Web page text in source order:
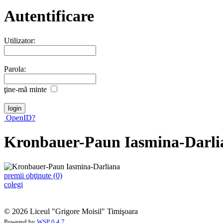
Autentificare
Utilizator:
Parola:
ţine-mã minte
OpenID?
Kronbauer-Paun Iasmina-
premii obţinute (0)
colegi
© 2026 Liceul "Grigore Moisil" Timişoara